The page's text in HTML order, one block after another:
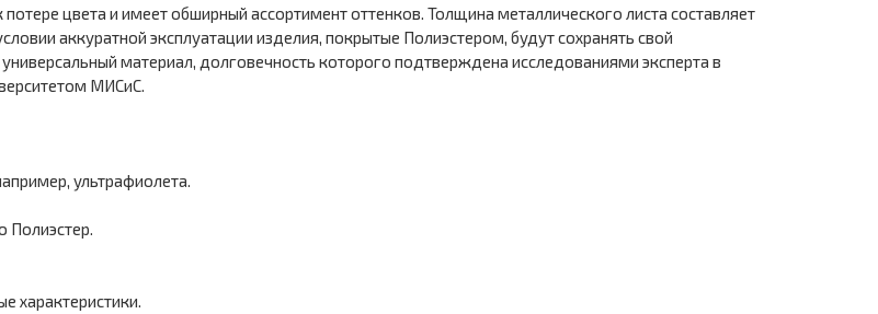
цвета и имеет обширный ассортимент оттенков. Толщина металлического листа составляет
аккуратной эксплуатации изделия, покрытые Полиэстером, будут сохранять свой
материал, долговечность которого подтверждена исследованиями эксперта в
МИСиС.
ультрафиолета.
Полиэстер.
характеристики.